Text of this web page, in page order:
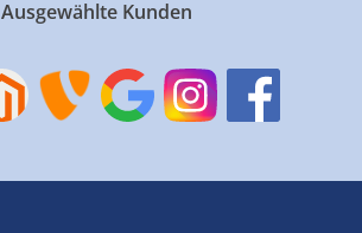
Ausgewählte Kunden